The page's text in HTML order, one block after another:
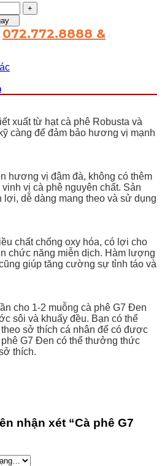
072.772.8888 &
xuất từ hạt cà phê Robusta và
càng để đảm bảo hương vị mạnh
hương vị đậm đà, không có thêm
vị cà phê nguyên chất. Sản
dễ dàng mang theo và sử dụng
chất chống oxy hóa, có lợi cho
chức năng miễn dịch. Hàm lượng
giúp tăng cường sự tỉnh táo và
cho 1-2 muỗng cà phê G7 Đen
sôi và khuấy đều. Bạn có thể
sở thích cá nhân để có được
G7 Đen có thể thưởng thức
thích.
nhận xét “Cà phê G7